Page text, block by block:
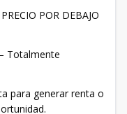
POR DEBAJO
Totalmente
para generar renta o